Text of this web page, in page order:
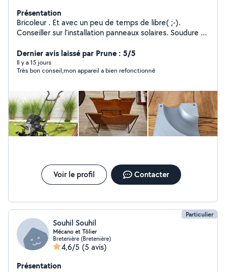
Présentation
Bricoleur . Et avec un peu de temps de libre( ;-).
Conseiller sur l'installation panneaux solaires. Soudure a
recopier vos vieilles K7 vidéo ou encore vous louer du
matériel de jardin ou tous autres bricolages.
Dernier avis laissé par Prune : 5/5
Il y a 15 jours
Très bon conseil,mon appareil a bien refonctionné
Voir le profil Contacter
Particulier
Souhil Souhil
Mécano et Tôlier
Bretenière (Bretenière)
4,6/5 (5 avis)
Présentation